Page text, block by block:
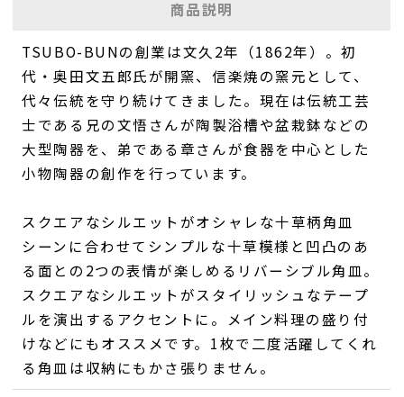
商品説明
TSUBO-BUNの創業は文久2年（1862年）。初
代・奥田文五郎氏が開窯、信楽焼の窯元として、
代々伝統を守り続けてきました。現在は伝統工芸
士である兄の文悟さんが陶製浴槽や盆栽鉢などの
大型陶器を、弟である章さんが食器を中心とした
小物陶器の創作を行っています。
スクエアなシルエットがオシャレな十草柄角皿
シーンに合わせてシンプルな十草模様と凹凸のあ
る面との2つの表情が楽しめるリバーシブル角皿。
スクエアなシルエットがスタイリッシュなテープ
ルを演出するアクセントに。メイン料理の盛り付
けなどにもオススメです。1枚で二度活躍してくれ
る角皿は収納にもかさ張りません。